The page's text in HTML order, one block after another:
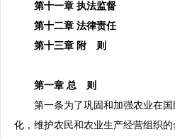
第十一章 执法监督
第十二章 法律责任
第十三章 附 则
第一章 总 则
第一条为了巩固和加强农业在国
化，维护农民和农业生产经营组织